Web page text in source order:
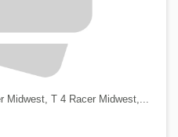
Midwest, T 4 Racer Midwest,...